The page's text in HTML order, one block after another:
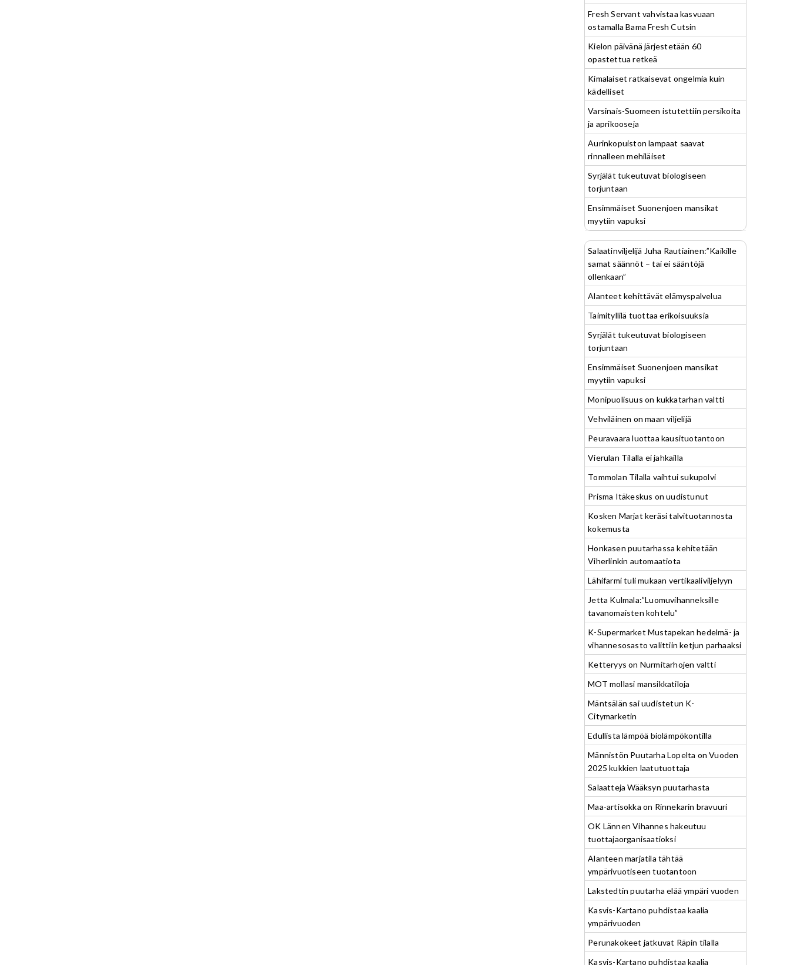
Fresh Servant vahvistaa kasvuaan
ostamalla Bama Fresh Cutsin
Kielon päivänä järjestetään 60
opastettua retkeä
Kimalaiset ratkaisevat ongelmia kuin
kädelliset
Varsinais-Suomeen istutettiin persikoita
ja aprikooseja
Aurinkopuiston lampaat saavat
rinnalleen mehiläiset
Syrjälät tukeutuvat biologiseen
torjuntaan
Ensimmäiset Suonenjoen mansikat
myytiin vapuksi
Salaatinviljelijä Juha Rautiainen:”Kaikille
samat säännöt – tai ei sääntöjä
ollenkaan”
Alanteet kehittävät elämyspalvelua
Taimityllilä tuottaa erikoisuuksia
Syrjälät tukeutuvat biologiseen
torjuntaan
Ensimmäiset Suonenjoen mansikat
myytiin vapuksi
Monipuolisuus on kukkatarhan valtti
Vehviläinen on maan viljelijä
Peuravaara luottaa kausituotantoon
Vierulan Tilalla ei jahkailla
Tommolan Tilalla vaihtui sukupolvi
Prisma Itäkeskus on uudistunut
Kosken Marjat keräsi talvituotannosta
kokemusta
Honkasen puutarhassa kehitetään
Viherlinkin automaatiota
Lähifarmi tuli mukaan vertikaaliviljelyyn
Jetta Kulmala:”Luomuvihanneksille
tavanomaisten kohtelu”
K-Supermarket Mustapekan hedelmä- ja
vihannesosasto valittiin ketjun parhaaksi
Ketteryys on Nurmitarhojen valtti
MOT mollasi mansikkatiloja
Mäntsälän sai uudistetun K-
Citymarketin
Edullista lämpöä biolämpökontilla
Männistön Puutarha Lopelta on Vuoden
2025 kukkien laatutuottaja
Salaatteja Wääksyn puutarhasta
Maa-artisokka on Rinnekarin bravuuri
OK Lännen Vihannes hakeutuu
tuottajaorganisaatioksi
Alanteen marjatila tähtää
ympärivuotiseen tuotantoon
Lakstedtin puutarha elää ympäri vuoden
Kasvis-Kartano puhdistaa kaalia
ympärivuoden
Perunakokeet jatkuvat Räpin tilalla
Kasvis-Kartano puhdistaa kaalia